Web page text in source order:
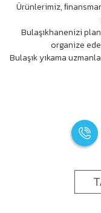
Ürünlerimiz,
Bulaşıkhanenizi
organize
Bulaşık yıkama